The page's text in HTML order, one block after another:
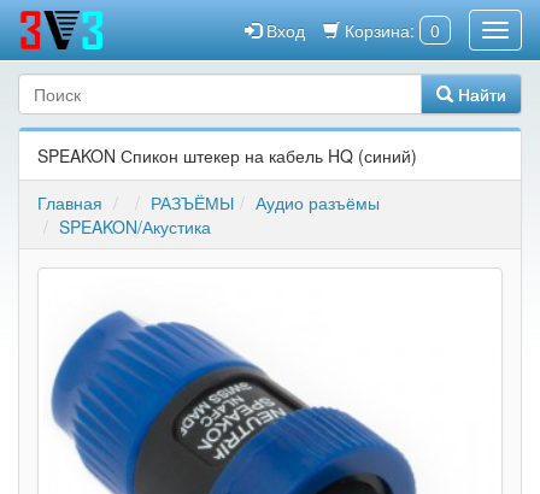
Корзина: 0
Вход
Найти
SPEAKON Спикон штекер на кабель HQ (синий)
Главная
РАЗЪЁМЫ
Аудио разъёмы
SPEAKON/Акустика